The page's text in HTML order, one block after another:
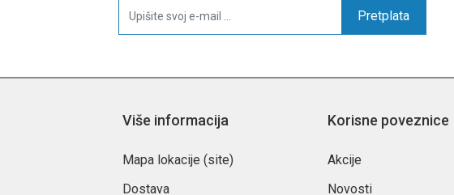
Pretplata
Više informacija
Mapa lokacije (site)
Dostava
Korisne poveznice
Akcije
Novosti